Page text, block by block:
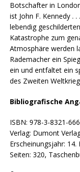
Botschafter in
ist John F. Kennedy .
lebendig
Katastrophe zum
Atmosphäre werden
Rademacher ein
ein und entfaltet ein
des Zweiten
Bibliografische
ISBN: 978-3-8321-
Verlag: Dumont
Erscheinungsjahr: 14.
Seiten: 320,